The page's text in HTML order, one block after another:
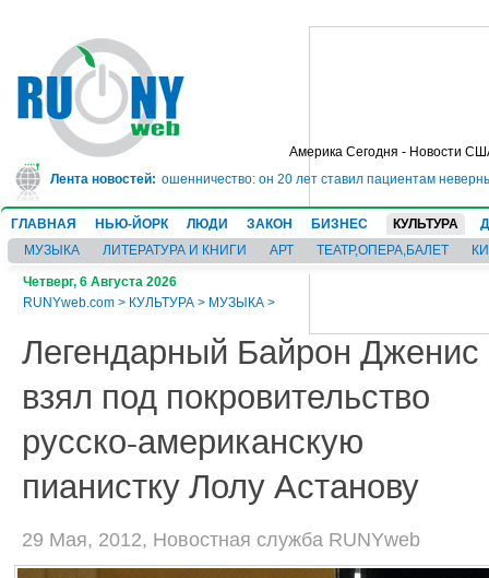
Америка Сегодня - Новости
Лента новостей:
на 10 лет за мошенничество: он 20 лет ставил пациентам
ГЛАВНАЯ НЬЮ-ЙОРК ЛЮДИ ЗАКОН БИЗНЕС КУЛЬТУРА
МУЗЫКА
ЛИТЕРАТУРА И КНИГИ АРТ ТЕАТР,ОПЕРА,БАЛЕТ
Четверг, 6 Августа 2026
RUNYweb.com > КУЛЬТУРА > МУЗЫКА >
Легендарный Байрон Дженис
взял под покровительство
русско-американскую
пианистку Лолу Астанову
29 Мая, 2012, Новостная служба RUNYweb